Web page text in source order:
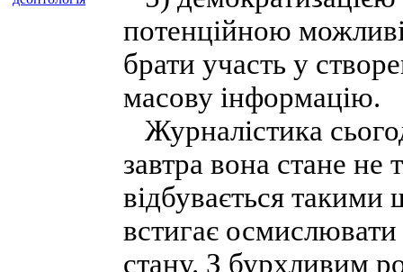
потенційною
брати участь у
масову інформацію.
Журналістика
завтра вона стане не
відбувається
встигає осмислювати
стану. З бурхливим